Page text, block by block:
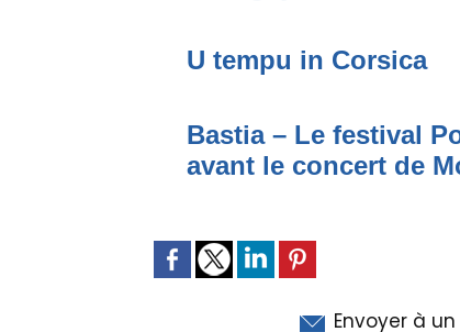
U tempu in Corsica
Bastia – Le festival
avant le concert de
Envoyer à